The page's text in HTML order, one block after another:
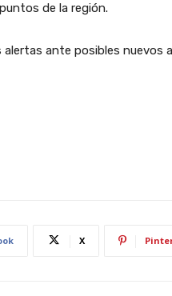
de la región.
ante posibles nuevos
X